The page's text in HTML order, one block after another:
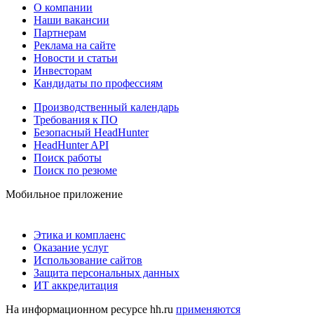
О компании
Наши вакансии
Партнерам
Реклама на сайте
Новости и статьи
Инвесторам
Кандидаты по профессиям
Производственный календарь
Требования к ПО
Безопасный HeadHunter
HeadHunter API
Поиск работы
Поиск по резюме
Мобильное приложение
Этика и комплаенс
Оказание услуг
Использование сайтов
Защита персональных данных
ИТ аккредитация
На информационном ресурсе hh.ru применяются